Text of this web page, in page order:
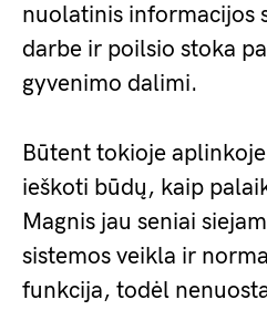
nuolatinis informacijos
darbe ir poilsio stoka
gyvenimo dalimi.
Būtent tokioje
ieškoti būdų, kaip
Magnis jau seniai
sistemos veikla ir
funkcija, todėl